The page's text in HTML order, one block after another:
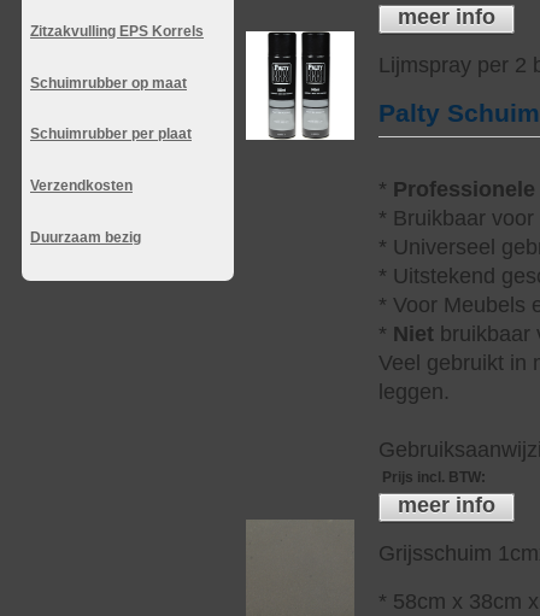
Zitzakvulling EPS Korrels
Schuimrubber op maat
Schuimrubber per plaat
Verzendkosten
Duurzaam bezig
meer info
Lijmspray per 2
Palty
* Professionele
* Bruikbaar
* Universeel
* Uitstekend
* Voor Meubels
* Niet bruikbaar
Veel gebruikt in
leggen.
Prijs incl. BTW:
meer info
Grijsschuim
* 58cm x 38cm